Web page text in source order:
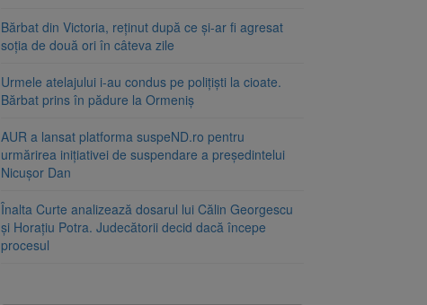
Bărbat din Victoria, reținut după ce și-ar fi agresat
soția de două ori în câteva zile
Urmele atelajului i-au condus pe polițiști la cioate.
Bărbat prins în pădure la Ormeniș
AUR a lansat platforma suspeND.ro pentru
urmărirea inițiativei de suspendare a președintelui
Nicușor Dan
Înalta Curte analizează dosarul lui Călin Georgescu
și Horațiu Potra. Judecătorii decid dacă începe
procesul